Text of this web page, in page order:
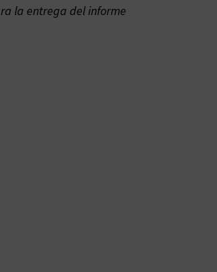
la entrega del informe